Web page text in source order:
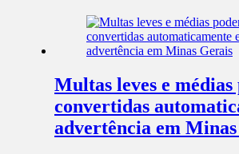
Multas leves e médias
convertidas
advertência em